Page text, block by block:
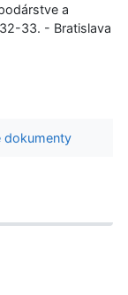
a
33. - Bratislava
dokumenty